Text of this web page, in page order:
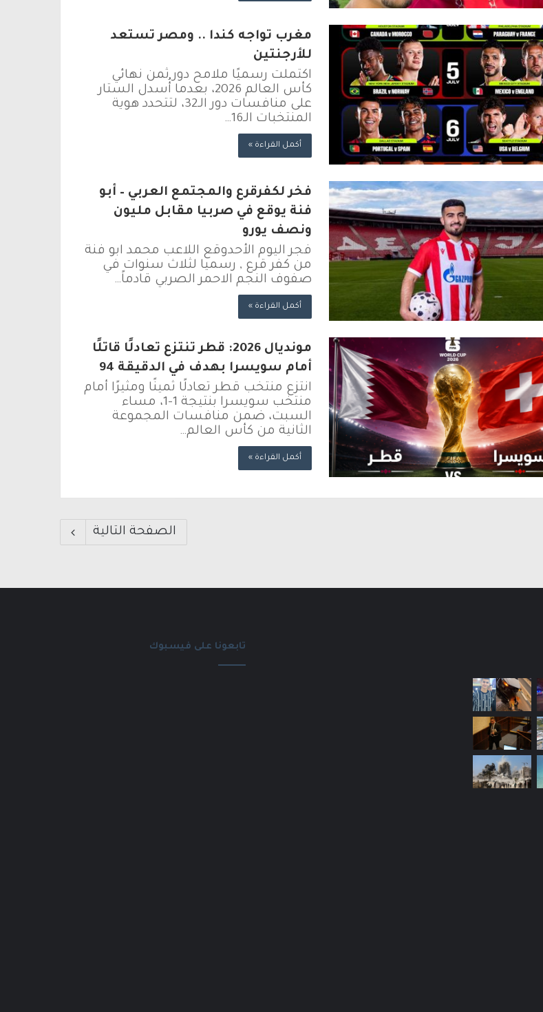
مغرب تواجه كندا .. ومصر تستعد
للأرجنتين
اكتملت رسميًا ملامح دور ثمن نهائي
كأس العالم 2026، بعدما أُسدل الستار
على منافسات دور الـ32، لتتحدد هوية
المنتخبات الـ16…
أكمل القراءة »
فخر لكفرقرع والمجتمع العربي – أبو
فنة يوقع في صربيا مقابل مليون
ونصف يورو
فجر اليوم الأحدوقع اللاعب محمد ابو فنة
من كفر قرع , رسميا لثلاث سنوات في
صفوف النجم الاحمر الصربي قادماً…
أكمل القراءة »
مونديال 2026: قطر تنتزع تعادلًا قاتلًا
أمام سويسرا بهدف في الدقيقة 94
انتزع منتخب قطر تعادلًا ثمينًا ومثيرًا أمام
منتخب سويسرا بنتيجة 1-1، مساء
السبت، ضمن منافسات المجموعة
الثانية من كأس العالم…
أكمل القراءة »
الصفحة التالية
تابعونا على فيسبوك